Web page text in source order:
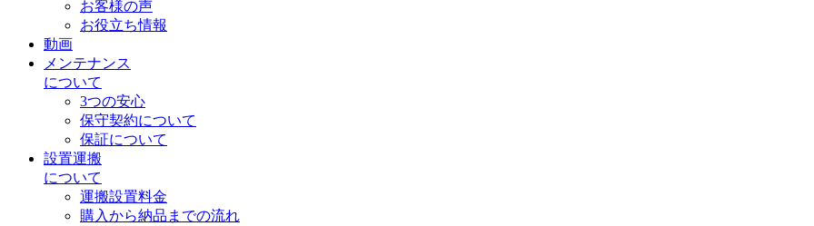
お客様の声
お役立ち情報
動画
メンテナンス
について
3つの安心
保守契約について
保証について
設置運搬
について
運搬設置料金
購入から納品までの流れ